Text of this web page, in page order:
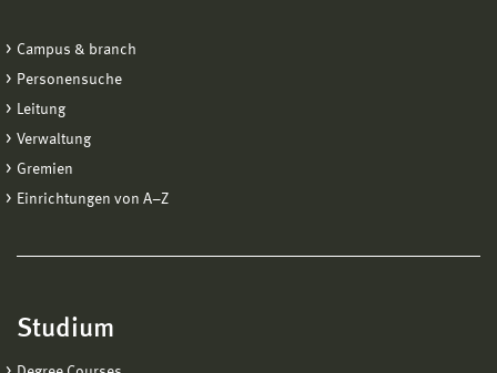
Campus & branch
Personensuche
Leitung
Verwaltung
Gremien
Einrichtungen von A−Z
Studium